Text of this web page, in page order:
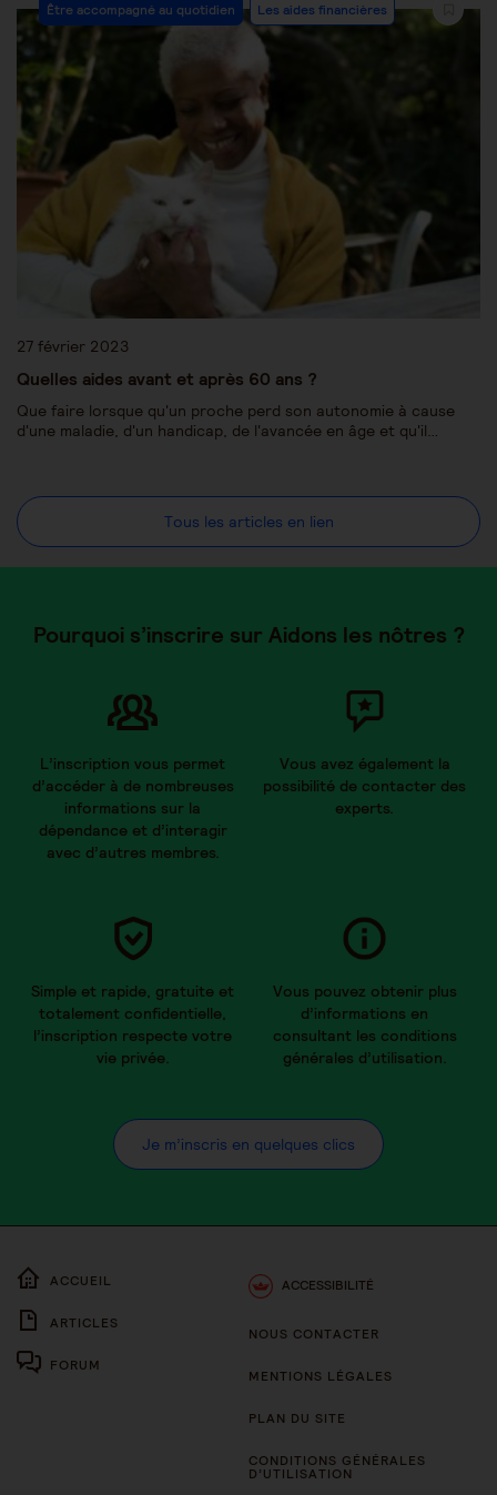
Être accompagné au quotidien Les aides financières
27 février 2023
Quelles aides avant et après 60 ans ?
Que faire lorsque qu'un proche perd son autonomie à cause
d'une maladie, d'un handicap, de l'avancée en âge et qu'il…
Tous les articles en lien
Pourquoi s’inscrire sur Aidons les nôtres ?
L’inscription vous permet
d’accéder à de nombreuses
informations sur la
dépendance et d’interagir
avec d’autres membres.
Vous avez également la
possibilité de contacter des
experts.
Simple et rapide, gratuite et
totalement confidentielle,
l’inscription respecte votre
vie privée.
Vous pouvez obtenir plus
d’informations en
consultant les conditions
générales d’utilisation.
Je m’inscris en quelques clics
ACCUEIL
ARTICLES
FORUM
ACCESSIBILITÉ
NOUS CONTACTER
MENTIONS LÉGALES
PLAN DU SITE
CONDITIONS GÉNÉRALES
D’UTILISATION